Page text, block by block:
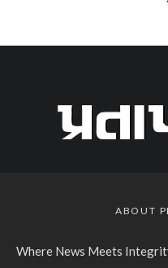
ABOUT
Where News Meets